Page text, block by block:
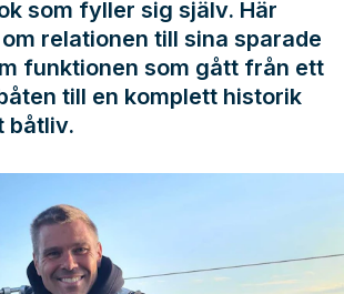
som fyller sig själv. Här
relationen till sina sparade
funktionen som gått från ett
till en komplett historik
båtliv.